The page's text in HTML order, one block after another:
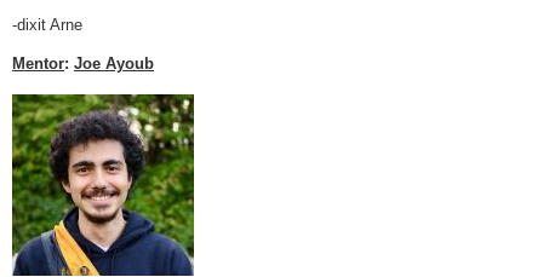
-dixit Arne
Mentor: Joe Ayoub